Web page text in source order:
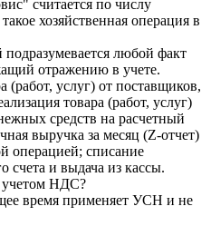
считается по числу
хозяйственная операция в
любой факт
отражению в учете.
(работ, услуг) от поставщиков,
товара (работ, услуг)
средств на расчетный
выручка за месяц (Z-отчет)
операцией; списание
счета и выдача из кассы.
учетом НДС?
время применяет УСН и не